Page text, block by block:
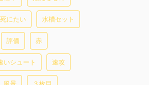
死にたい 水槽セット
評価 赤
いシュート 速攻